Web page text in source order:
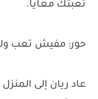
تعبتك معايا.
حور: مفيش تعب
عاد ريان إلى